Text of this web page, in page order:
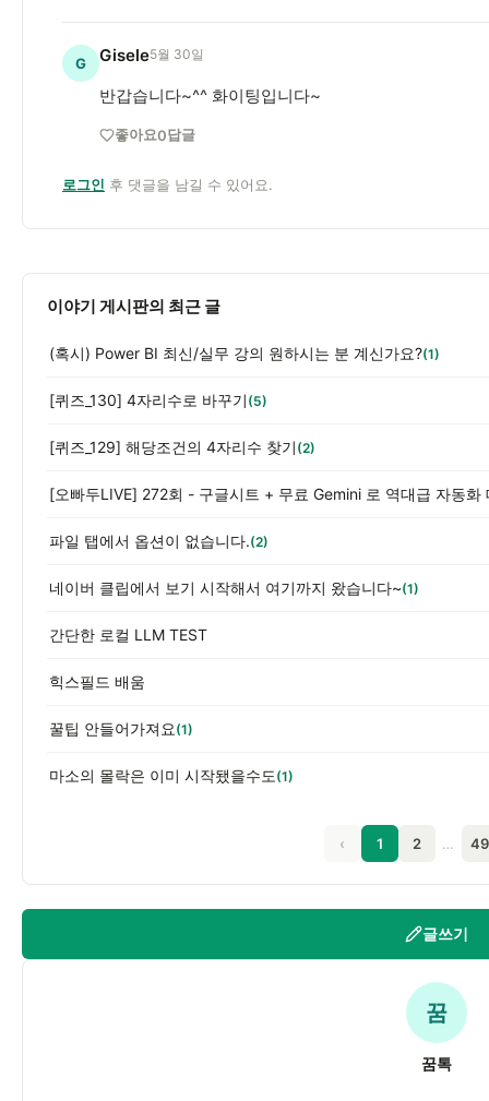
G Gisele5월 30일
반갑습니다~^^ 화이팅입니다~
좋아요0답글
로그인 후 댓글을 남길 수 있어요.
이야기 게시판의 최근 글
(혹시) Power BI 최신/실무 강의 원하시는 분 계신가요?(1)
[퀴즈_130] 4자리수로 바꾸기 (5)
[퀴즈_129] 해당조건의 4자리수 찾기 (2)
파일 탭에서 옵션이 없습니다.(2)
네이버 클립에서 보기 시작해서 여기까지 왔습니다~(1)
간단한 로컬 LLM TEST
힉스필드 배움
꿀팁 안들어가져요 (1)
마소의 몰락은 이미 시작됐을수도 (1)
‹ 1 2 …
글쓰기
꿈
꿈톡